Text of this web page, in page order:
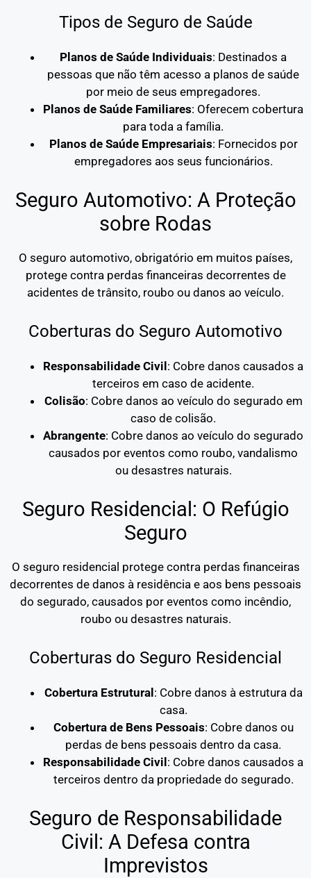
Tipos de Seguro de Saúde
Planos de Saúde Individuais: Destinados a
pessoas que não têm acesso a planos de saúde
por meio de seus empregadores.
Planos de Saúde Familiares: Oferecem cobertura
para toda a família.
Planos de Saúde Empresariais: Fornecidos por
empregadores aos seus funcionários.
Seguro Automotivo: A Proteção
sobre Rodas
O seguro automotivo, obrigatório em muitos países,
protege contra perdas financeiras decorrentes de
acidentes de trânsito, roubo ou danos ao veículo.
Coberturas do Seguro Automotivo
Responsabilidade Civil : Cobre danos causados a
terceiros em caso de acidente.
Colisão: Cobre danos ao veículo do segurado em
caso de colisão.
Abrangente: Cobre danos ao veículo do segurado
causados por eventos como roubo, vandalismo
ou desastres naturais.
Seguro Residencial: O Refúgio
Seguro
O seguro residencial protege contra perdas financeiras
decorrentes de danos à residência e aos bens pessoais
do segurado, causados por eventos como incêndio,
roubo ou desastres naturais.
Coberturas do Seguro Residencial
Cobertura Estrutural : Cobre danos à estrutura da
casa.
Cobertura de Bens Pessoais: Cobre danos ou
perdas de bens pessoais dentro da casa.
Responsabilidade Civil : Cobre danos causados a
terceiros dentro da propriedade do segurado.
Seguro de Responsabilidade
Civil: A Defesa contra
Imprevistos